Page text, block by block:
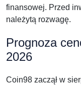
finansowej. Przed
należytą rozwagę.
Prognoza
2026
Coin98 zaczął w